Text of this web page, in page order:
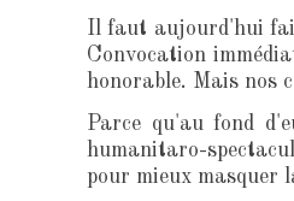
Il faut aujourd'hui
Convocation
honorable. Mais nos
Parce qu'au fond
humanitaro-
pour mieux masquer